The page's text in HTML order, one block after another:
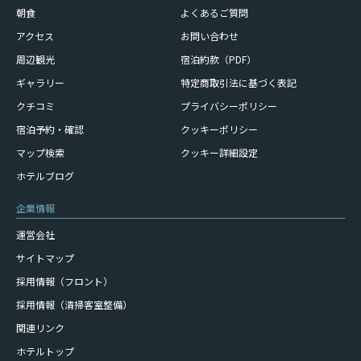
朝食
アクセス
周辺観光
ギャラリー
クチコミ
宿泊予約・確認
マップ検索
ホテルブログ
よくあるご質問
お問い合わせ
宿泊約款（PDF）
特定商取引法に基づく表記
プライバシーポリシー
クッキーポリシー
クッキー詳細設定
企業情報
運営会社
サイトマップ
採用情報（フロント）
採用情報（清掃客室整備）
関連リンク
ホテルトップ